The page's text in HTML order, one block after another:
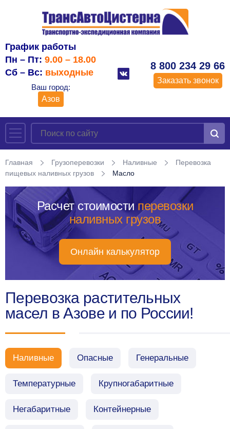
График работы
Пн – Пт: 9.00 – 18.00
Сб – Вс: выходные
Ваш город:
Азов
8 800 234 29 66
Заказать звонок
Главная Грузоперевозки Наливные
Перевозка
пищевых наливных грузов
Масло
Расчет стоимости перевозки
наливных грузов
Онлайн калькулятор
Перевозка растительных
масел в Азове и по России!
Наливные Опасные Генеральные
Температурные Крупногабаритные
Негабаритные Контейнерные